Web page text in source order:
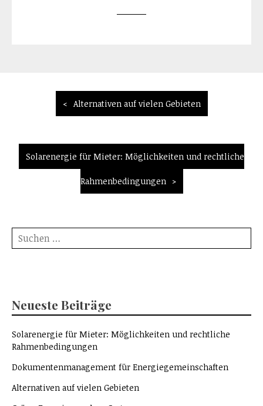
BeitragsnavigationAlternativen auf vielen Gebieten
Solarenergie für Mieter: Möglichkeiten und rechtliche
Rahmenbedingungen
Suche
nach:
Neueste Beiträge
Solarenergie für Mieter: Möglichkeiten und rechtliche
Rahmenbedingungen
Dokumentenmanagement für Energiegemeinschaften
Alternativen auf vielen Gebieten